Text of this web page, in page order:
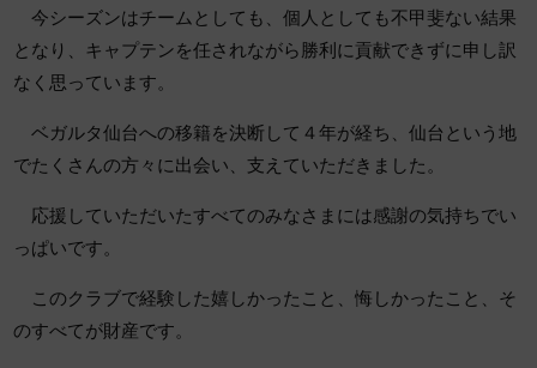
今シーズンはチームとしても、個人としても不甲斐ない結果
となり、キャプテンを任されながら勝利に貢献できずに申し訳
なく思っています。
ベガルタ仙台への移籍を決断して４年が経ち、仙台という地
でたくさんの方々に出会い、支えていただきました。
応援していただいたすべてのみなさまには感謝の気持ちでい
っぱいです。
このクラブで経験した嬉しかったこと、悔しかったこと、そ
のすべてが財産です。